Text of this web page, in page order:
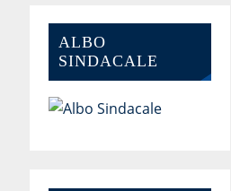
ALBO
SINDACALE